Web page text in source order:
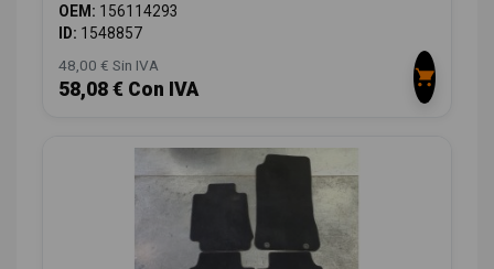
OEM: 156114293
ID: 1548857
48,00 € Sin IVA
58,08 € Con IVA